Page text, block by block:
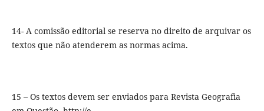
14- A comissão editorial se reserva no direito de arquivar os
textos que não atenderem as normas acima.
15 – Os textos devem ser enviados para Revista Geografia